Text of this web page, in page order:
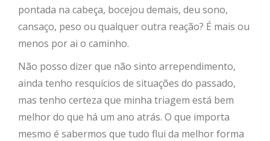
pontada na cabeça, bocejou demais, deu sono,
cansaço, peso ou qualquer outra reação? É mais ou
menos por ai o caminho.
Não posso dizer que não sinto arrependimento,
ainda tenho resquícios de situações do passado,
mas tenho certeza que minha triagem está bem
melhor do que há um ano atrás. O que importa
mesmo é sabermos que tudo flui da melhor forma